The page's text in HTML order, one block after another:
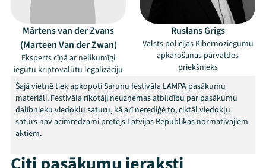
Mana programma
Festivāls
Programma
Viņi bija LAMPĀ 2026
Mārtens van der Zvans
(Marteen Van der Zwan)
Eksperts cīņā ar nelikumīgi
iegūtu kriptovalūtu legalizāciju
Ruslans Grigs
Valsts policijas Kibernoziegumu
apkarošanas pārvaldes
priekšnieks
Šajā vietnē tiek apkopoti Sarunu festivāla LAMPA pasākumu
materiāli. Festivāla rīkotāji neuzņemas atbildību par pasākumu
dalībnieku viedokļu saturu, kā arī nerediģē to, ciktāl viedokļu
saturs nav acīmredzami pretējs Latvijas Republikas normatīvajiem
aktiem.